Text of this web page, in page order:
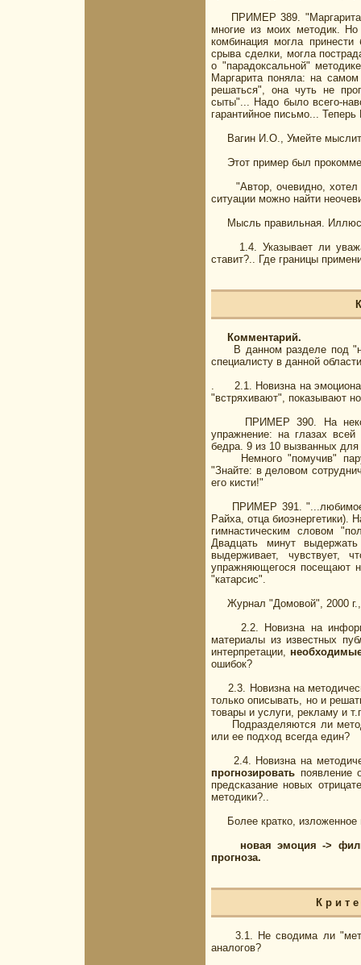
ПРИМЕР 389. "Маргарита,
многие из моих методик.
комбинация могла
срыва сделки, могла
о "парадоксальной"
Маргарита поняла: на
решаться", она чуть не
сыты"... Надо было всего-
гарантийное письмо...
Вагин И.О., Умейте
Этот пример был
"Автор, очевидно, хотел
ситуации можно найти
Мысль правильная.
1.4. Указывает ли
ставит?.. Где границы
Комментарий.
В данном разделе под
специалисту в данной
. 2.1. Новизна на
"встряхивают", показывают
ПРИМЕР 390. На
упражнение: на глазах всей
бедра. 9 из 10 вызванных
Немного "помучив" пару,
"Знайте: в деловом
его кисти!"
ПРИМЕР 391. "...любимое
Райха, отца биоэнергетики).
гимнастическим словом
Двадцать минут
выдерживает, чувствует,
упражняющегося посещают
"катарсис".
Журнал "Домовой", 2000 г.,
2.2. Новизна на
материалы из известных
интерпретации,
ошибок?
2.3. Новизна на
только описывать, но и
товары и услуги, рекламу и
Подразделяются ли
или ее подход всегда един?
2.4. Новизна на
прогнозировать появление
предсказание новых
методики?..
Более кратко, изложенное
новая эмоция ->
прогноза.
К р и т
3.1. Не сводима ли
аналогов?